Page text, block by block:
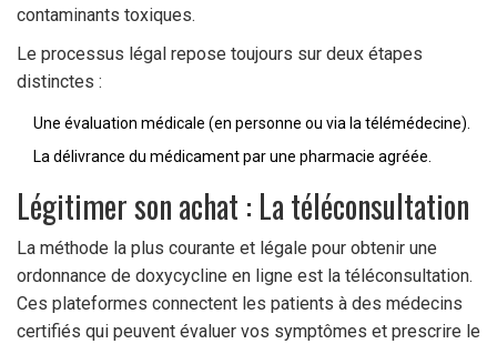
contaminants toxiques.
Le processus légal repose toujours sur deux étapes
distinctes :
Une évaluation médicale (en personne ou via la télémédecine).
La délivrance du médicament par une pharmacie agréée.
Légitimer son achat : La téléconsultation
La méthode la plus courante et légale pour obtenir une
ordonnance de doxycycline en ligne est la téléconsultation.
Ces plateformes connectent les patients à des médecins
certifiés qui peuvent évaluer vos symptômes et prescrire le